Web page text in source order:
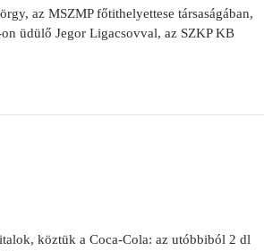
az MSZMP főtithelyettese társaságában,
üdülő Jegor Ligacsovval, az SZKP KB
köztük a Coca-Cola: az utóbbiból 2 dl